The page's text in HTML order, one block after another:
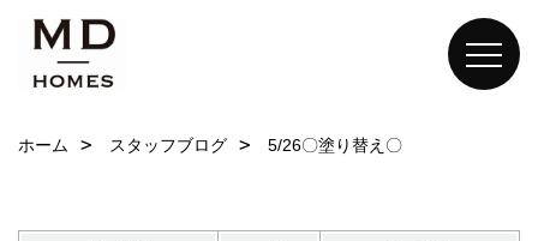
ホーム スタッフブログ 5/26〇塗り替え〇